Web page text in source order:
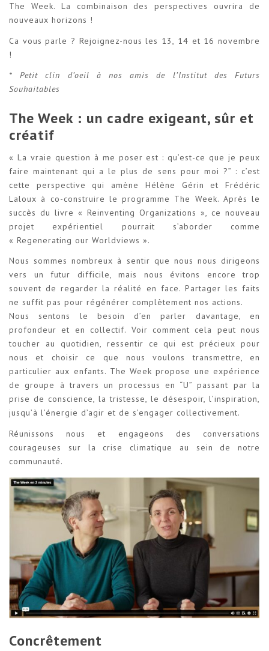
The Week. La combinaison des perspectives ouvrira de
nouveaux horizons !
Ca vous parle ? Rejoignez-nous les 13, 14 et 16 novembre
!
* Petit clin d’oeil à nos amis de l’Institut des Futurs
Souhaitables
The Week : un cadre exigeant, sûr et
créatif
« La vraie question à me poser est : qu’est-ce que je peux
faire maintenant qui a le plus de sens pour moi ?” : c’est
cette perspective qui amène Hélène Gérin et Frédéric
Laloux à co-construire le programme The Week. Après le
succès du livre « Reinventing Organizations », ce nouveau
projet expérientiel pourrait s’aborder comme
« Regenerating our Worldviews ».
Nous sommes nombreux à sentir que nous nous dirigeons
vers un futur difficile, mais nous évitons encore trop
souvent de regarder la réalité en face. Partager les faits
ne suffit pas pour régénérer complètement nos actions.
Nous sentons le besoin d’en parler davantage, en
profondeur et en collectif. Voir comment cela peut nous
toucher au quotidien, ressentir ce qui est précieux pour
nous et choisir ce que nous voulons transmettre, en
particulier aux enfants. The Week propose une expérience
de groupe à travers un processus en “U” passant par la
prise de conscience, la tristesse, le désespoir, l’inspiration,
jusqu’à l’énergie d’agir et de s’engager collectivement.
Réunissons nous et engageons des conversations
courageuses sur la crise climatique au sein de notre
communauté.
Concrêtement